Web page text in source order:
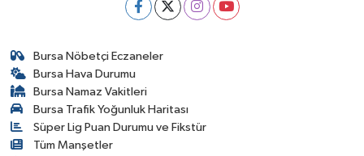
Bursa Nöbetçi Eczaneler
Bursa Hava Durumu
Bursa Namaz Vakitleri
Bursa Trafik Yoğunluk Haritası
Süper Lig Puan Durumu ve Fikstür
Tüm Manşetler